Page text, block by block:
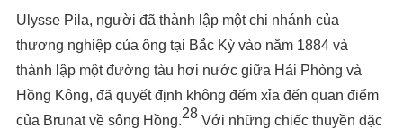
Ulysse Pila, người đã thành lập một chi nhánh của
thương nghiệp của ông tại Bắc Kỳ vào năm 1884 và
thành lập một đường tàu hơi nước giữa Hải Phòng và
Hồng Kông, đã quyết định không đếm xỉa đến quan điểm
của Brunat về sông Hồng.28 Với những chiếc thuyền đặc